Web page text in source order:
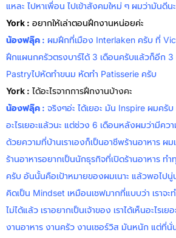
แหละ ไปหาเพื่อน ไปเข้าสังคมใหม่ ๆ ผมว่ามันดีน
York : อยากให้เล่าตอนฝึกงานหน่อยค่ะ
น้องฟลุ๊ค : ผมฝึกที่เมือง Interlaken ครับ ที่
ฝึกแผนกครัวตรงบาร์ได้ 3 เดือนครับแล้วก็อีก 3
Pastryไปหัดทำขนม หัดทำ Patisserie ครับ
York : ได้อะไรจากการฝึกงานบ้างคะ
น้องฟลุ๊ค : จริงๆอ่ะ ได้เยอะ มัน Inspire ผมครับ
อะไรเยอะแล้วนะ แต่ช่วง 6 เดือนหลังผมว่ามีคว
ด้วยความที่บ้านเราเองก็เป็นอาชีพร้านอาหาร ผ
ร้านอาหารอยากเป็นนักธุรกิจที่เปิดร้านอาหาร ท
ครับ อันนั้นคือเป้าหมายของผมเนาะ แล้วพอไปนู่
คิดเป็น Mindset เหมือนเชฟมากที่แบบว่า เราจ
ไม่ได้แล้ว เราอยากเป็นเจ้าของ เราได้เห็นอะไรเ
งานอาหาร งานครัว งานเซอร์วิส มันหนัก แต่ที่นั่น